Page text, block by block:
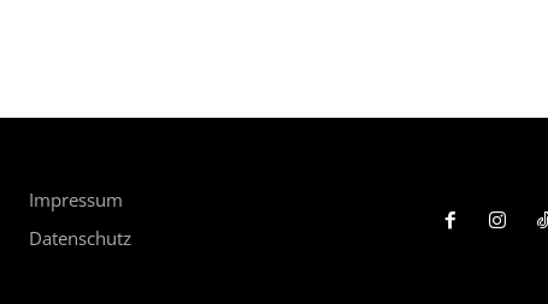
Impressum
Datenschutz